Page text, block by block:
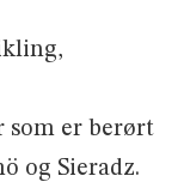
som er berørt
og Sieradz.